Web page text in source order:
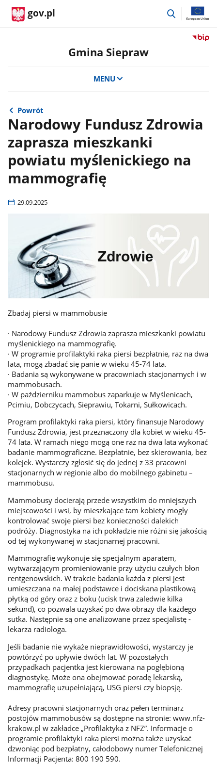
gov.pl
przejdź
Przejdź
Gmina Siepraw
MENU
Powrót
Narodowy Fundusz Zdrowia
zaprasza mieszkanki
powiatu myślenickiego na
mammografię
29.09.2025
Zbadaj piersi w mammobusie
· Narodowy Fundusz Zdrowia zaprasza mieszkanki powiatu
myślenickiego na mammografię.
· W programie profilaktyki raka piersi bezpłatnie, raz na dwa
lata, mogą zbadać się panie w wieku 45-74 lata.
· Badania są wykonywane w pracowniach stacjonarnych i w
mammobusach.
· W październiku mammobus zaparkuje w Myślenicach,
Pcimiu, Dobczycach, Sieprawiu, Tokarni, Sułkowicach.
Program profilaktyki raka piersi, który finansuje Narodowy
Fundusz Zdrowia, jest przeznaczony dla kobiet w wieku 45-
74 lata. W ramach niego mogą one raz na dwa lata wykonać
badanie mammograficzne. Bezpłatnie, bez skierowania, bez
kolejek. Wystarczy zgłosić się do jednej z 33 pracowni
stacjonarnych w regionie albo do mobilnego gabinetu –
mammobusu.
Mammobusy docierają przede wszystkim do mniejszych
miejscowości i wsi, by mieszkające tam kobiety mogły
kontrolować swoje piersi bez konieczności dalekich
podróży. Diagnostyka na ich pokładzie nie różni się jakością
od tej wykonywanej w stacjonarnej pracowni.
Mammografię wykonuje się specjalnym aparatem,
wytwarzającym promieniowanie przy użyciu czułych błon
rentgenowskich. W trakcie badania każda z piersi jest
umieszczana na małej podstawce i dociskana plastikową
płytką od góry oraz z boku (ucisk trwa zaledwie kilka
sekund), co pozwala uzyskać po dwa obrazy dla każdego
sutka. Następnie są one analizowane przez specjalistę -
lekarza radiologa.
Jeśli badanie nie wykaże nieprawidłowości, wystarczy je
powtórzyć po upływie dwóch lat. W pozostałych
przypadkach pacjentka jest kierowana na pogłębioną
diagnostykę. Może ona obejmować poradę lekarską,
mammografię uzupełniającą, USG piersi czy biopsję.
Adresy pracowni stacjonarnych oraz pełen terminarz
postojów mammobusów są dostępne na stronie: www.nfz-
krakow.pl w zakładce „Profilaktyka z NFZ”. Informacje o
programie profilaktyki raka piersi można także uzyskać
dzwoniąc pod bezpłatny, całodobowy numer Telefonicznej
Informacji Pacjenta: 800 190 590.